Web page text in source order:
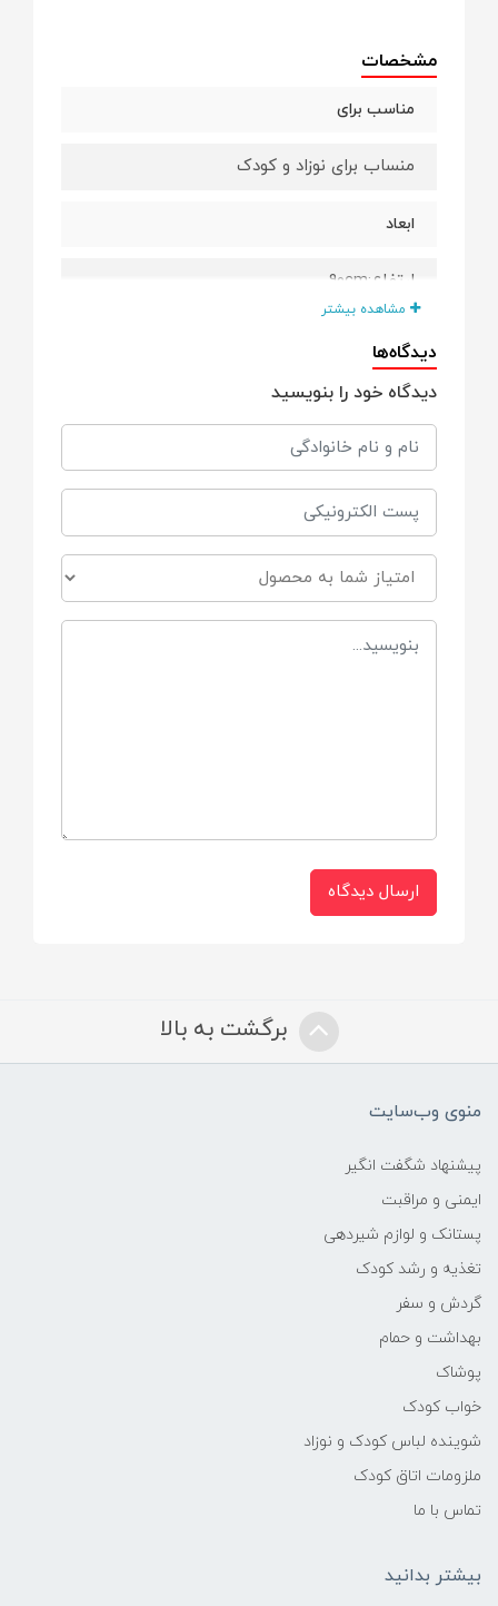
مشخصات
مناسب برای
منساب برای نوزاد و کودک
ابعاد
ارتفاع:90cm
قطر :90cm
ویژگی ها
قابليت پارک کودک
ننو
رفلكس
شيردهی كنار مادر
مشاهده بیشتر
دیدگاه‌ها
دیدگاه خود را بنویسید
ارسال دیدگاه
برگشت به بالا
منوی وب‌سایت
پیشنهاد شگفت انگیر
ایمنی و مراقبت
پستانک و لوازم شیردهی
تغذیه و رشد کودک
گردش و سفر
بهداشت و حمام
پوشاک
خواب کودک
شوینده لباس کودک و نوزاد
ملزومات اتاق کودک
تماس با ما
بیشتر بدانید